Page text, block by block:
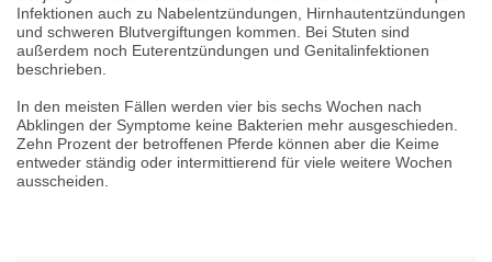
Infektionen auch zu Nabelentzündungen, Hirnhautentzündungen
und schweren Blutvergiftungen kommen. Bei Stuten sind
außerdem noch Euterentzündungen und Genitalinfektionen
beschrieben.
In den meisten Fällen werden vier bis sechs Wochen nach
Abklingen der Symptome keine Bakterien mehr ausgeschieden.
Zehn Prozent der betroffenen Pferde können aber die Keime
entweder ständig oder intermittierend für viele weitere Wochen
ausscheiden.